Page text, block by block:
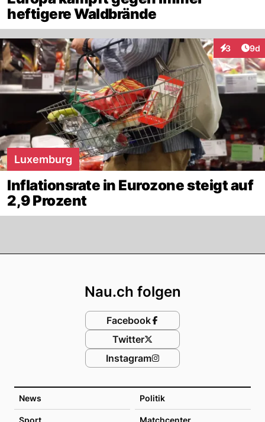
heftigere Waldbrände
3 9d
Luxemburg
Inflationsrate in Eurozone steigt auf
2,9 Prozent
News Politik
Sport Matchcenter
Nau.ch folgen
Facebook
Twitter
Instagram